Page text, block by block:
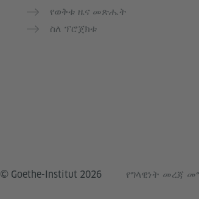
የወቅቱ ዜና መጽሔት
ስለ ፕሮጀክቱ
© Goethe-Institut 2026 የግላዊነት መረጃ